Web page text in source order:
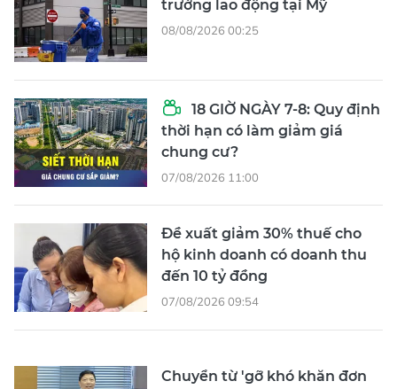
trường lao động tại Mỹ
08/08/2026 00:25
18 GIỜ NGÀY 7-8: Quy định
thời hạn có làm giảm giá
chung cư?
07/08/2026 11:00
Đề xuất giảm 30% thuế cho
hộ kinh doanh có doanh thu
đến 10 tỷ đồng
07/08/2026 09:54
Chuyển từ 'gỡ khó khăn đơn